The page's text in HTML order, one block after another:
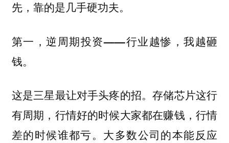
先，靠的是几手硬功夫。
第一，逆周期投资——行业越惨，我越砸
钱。
这是三星最让对手头疼的招。存储芯片这行
有周期，行情好的时候大家都在赚钱，行情
差的时候谁都亏。大多数公司的本能反应